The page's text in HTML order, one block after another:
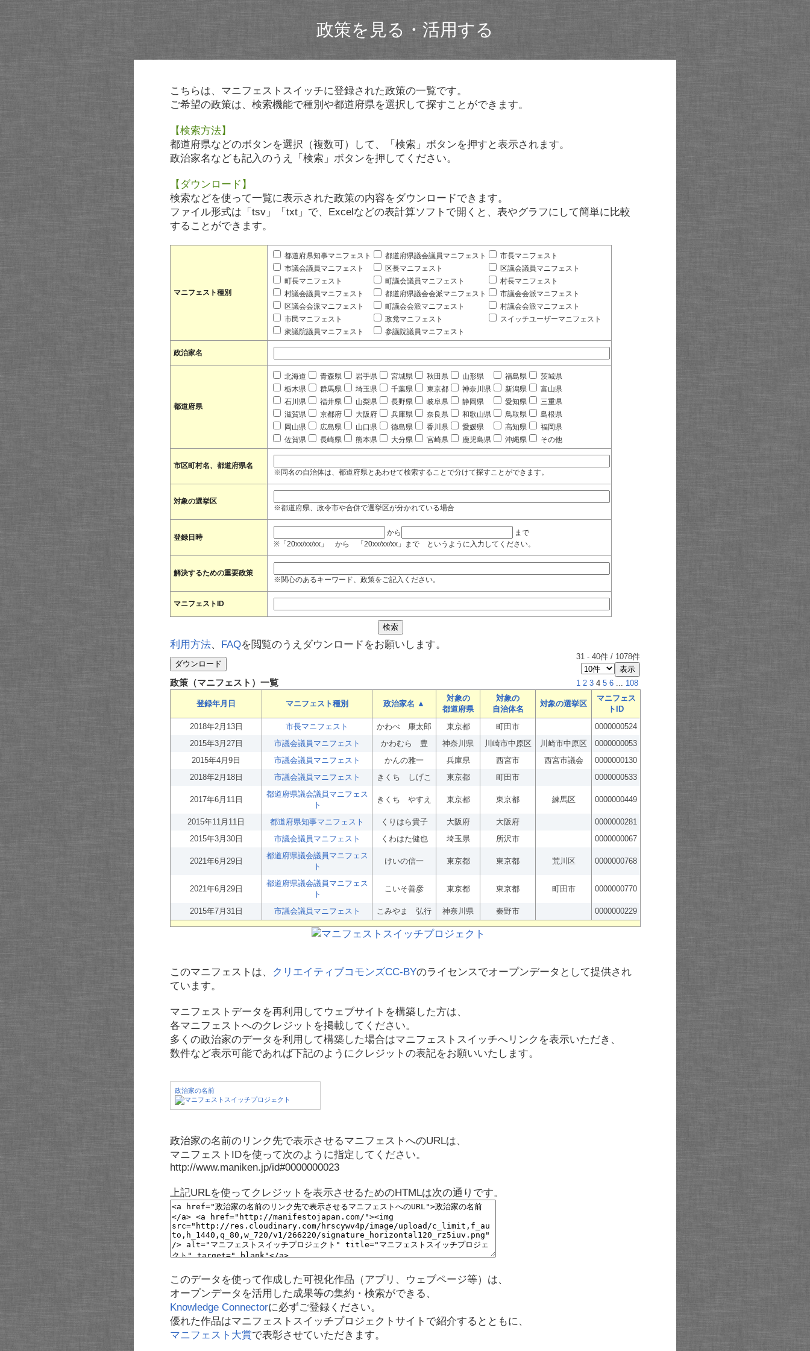
政策を見る・活用する
こちらは、マニフェストスイッチに登録された政策の一覧です。
ご希望の政策は、検索機能で種別や都道府県を選択して探すことができます。
【検索方法】
都道府県などのボタンを選択（複数可）して、「検索」ボタンを押すと表示されます。
政治家名なども記入のうえ「検索」ボタンを押してください。
【ダウンロード】
検索などを使って一覧に表示された政策の内容をダウンロードできます。
ファイル形式は「tsv」「txt」で、Excelなどの表計算ソフトで開くと、表やグラフにして簡単に比較
することができます。
マニフェスト種別
都道府県知事マニフェスト 都道府県議会議員マニフェスト
市長マニフェスト
市議会議員マニフェスト
区長マニフェスト
区議会議員マニフェスト
町長マニフェスト
町議会議員マニフェスト
村長マニフェスト
村議会議員マニフェスト
都道府県議会会派マニフェスト
市議会会派マニフェスト
区議会会派マニフェスト
町議会会派マニフェスト
村議会会派マニフェスト
市民マニフェスト
政党マニフェスト
スイッチユーザーマニフェスト
衆議院議員マニフェスト
参議院議員マニフェスト
政治家名
都道府県
北海道 青森県 岩手県 宮城県 秋田県 山形県 福島県
茨城県
栃木県
群馬県 埼玉県 千葉県 東京都 神奈川県 新潟県
富山県
石川県
福井県 山梨県 長野県 岐阜県 静岡県 愛知県
三重県
滋賀県
京都府 大阪府 兵庫県 奈良県 和歌山県 鳥取県
島根県
岡山県
広島県 山口県 徳島県 香川県 愛媛県 高知県
福岡県
佐賀県
長崎県 熊本県 大分県 宮崎県 鹿児島県 沖縄県 その他
市区町村名、都道府県名
※同名の自治体は、都道府県とあわせて検索することで分けて探すことができます。
対象の選挙区
※都道府県、政令市や合併で選挙区が分かれている場合
登録日時
から
まで
※「20xx/xx/xx」 から 「20xx/xx/xx」まで というように入力してください。
解決するための重要政策
※関心のあるキーワード、政策をご記入ください。
マニフェストID
利用方法、 FAQを閲覧のうえダウンロードをお願いします。
31 - 40件 / 1078件
政策（マニフェスト）一覧 1 2 3 4 5 6 ... 108
登録年月日 マニフェスト種別 政治家名 ▲
対象の
都道府県
対象の
自治体名
対象の選挙区
マニフェス
トID
2018年2月13日
市長マニフェスト かわべ 康太郎 東京都 町田市
0000000524
2015年3月27日
市議会議員マニフェスト かわむら 豊 神奈川県 川崎市中原区 川崎市中原区
0000000053
2015年4月9日
市議会議員マニフェスト かんの雅一 兵庫県 西宮市 西宮市議会
0000000130
2018年2月18日
市議会議員マニフェスト きくち しげこ 東京都 町田市 0000000533
2017年6月11日
都道府県議会議員マニフェス
ト
きくち やすえ 東京都 東京都 練馬区 0000000449
2015年11月11日 都道府県知事マニフェスト くりはら貴子 大阪府 大阪府
0000000281
2015年3月30日
市議会議員マニフェスト くわはた健也 埼玉県 所沢市 0000000067
2021年6月29日
都道府県議会議員マニフェス
ト
けいの信一 東京都 東京都 荒川区 0000000768
2021年6月29日
都道府県議会議員マニフェス
ト
こいそ善彦 東京都 東京都 町田市 0000000770
2015年7月31日 市議会議員マニフェスト こみやま 弘行 神奈川県 秦野市 0000000229
このマニフェストは、 クリエイティブコモンズCC-BYのライセンスでオープンデータとして提供され
ています。
マニフェストデータを再利用してウェブサイトを構築した方は、
各マニフェストへのクレジットを掲載してください。
多くの政治家のデータを利用して構築した場合はマニフェストスイッチへリンクを表示いただき、
数件など表示可能であれば下記のようにクレジットの表記をお願いいたします。
政治家の名前
政治家の名前のリンク先で表示させるマニフェストへのURLは、
マニフェストIDを使って次のように指定してください。
http://www.maniken.jp/id#0000000023
上記URLを使ってクレジットを表示させるためのHTMLは次の通りです。
このデータを使って作成した可視化作品（アプリ、ウェブページ等）は、
オープンデータを活用した成果等の集約・検索ができる、
Knowledge Connectorに必ずご登録ください。
優れた作品はマニフェストスイッチプロジェクトサイトで紹介するとともに、
マニフェスト大賞で表彰させていただきます。